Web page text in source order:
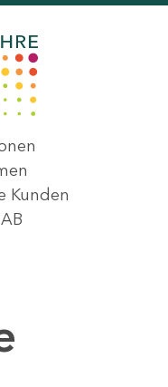
Kunden